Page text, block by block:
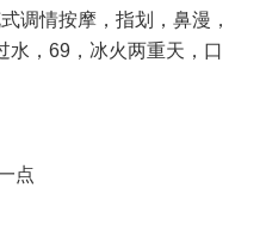
调情按摩，指划，鼻漫，
水，69，冰火两重天，口
点